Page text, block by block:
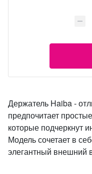
Держатель Haiba -
предпочитает
которые подчеркнут
Модель сочетает в
элегантный внешний